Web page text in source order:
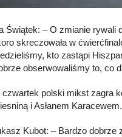
Świątek: – O zmianie rywali
skreczowała w
kto zastąpi
obserwowaliśmy to, co
czwartek polski mikst zagra
i Asłanem Karacewem.
Kubot: – Bardzo dobrze